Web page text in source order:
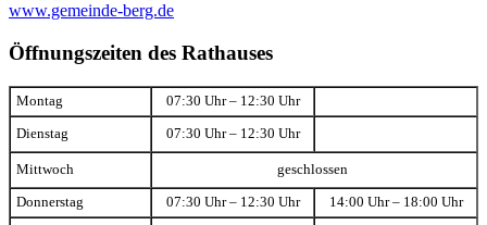
www.gemeinde-berg.de
Öffnungszeiten des Rathauses
Montag 07:30 Uhr – 12:30 Uhr
Dienstag 07:30 Uhr – 12:30 Uhr
Mittwoch geschlossen
Donnerstag 07:30 Uhr – 12:30 Uhr 14:00 Uhr – 18:00 Uhr